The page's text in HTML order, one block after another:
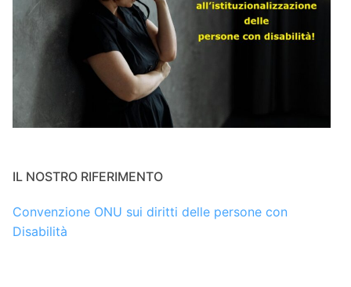
IL NOSTRO RIFERIMENTO
Convenzione ONU sui diritti delle persone con
Disabilità